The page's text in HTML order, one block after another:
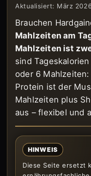
Aktualisiert: März
Brauchen
Mahlzeiten am
Mahlzeiten ist
sind
oder 6
Protein ist der
Mahlzeiten plus
aus – flexibel und
HINWEIS
Diese Seite ersetzt